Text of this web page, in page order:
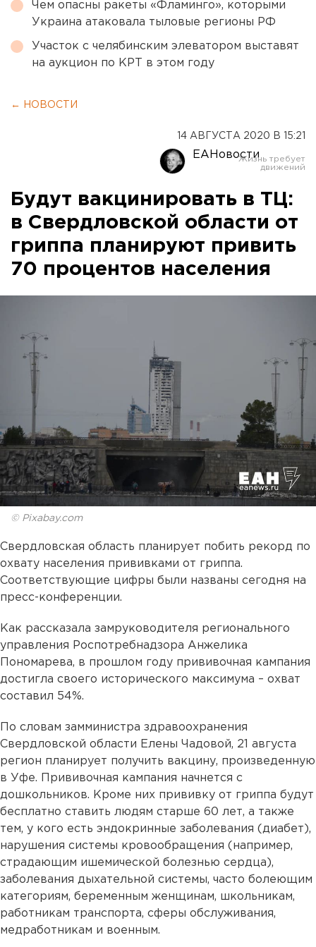
Чем опасны ракеты «Фламинго», которыми
Украина атаковала тыловые регионы РФ
Участок с челябинским элеватором выставят
на аукцион по КРТ в этом году
← НОВОСТИ
14 АВГУСТА 2020 В 15:21
ЕАНовости
Будут вакцинировать в ТЦ:
в Свердловской области от
гриппа планируют привить
70 процентов населения
© Pixabay.com
Свердловская область планирует побить рекорд по
охвату населения прививками от гриппа.
Соответствующие цифры были названы сегодня на
пресс-конференции.
Как рассказала замруководителя регионального
управления Роспотребнадзора Анжелика
Пономарева, в прошлом году прививочная кампания
достигла своего исторического максимума – охват
составил 54%.
По словам замминистра здравоохранения
Свердловской области Елены Чадовой, 21 августа
регион планирует получить вакцину, произведенную
в Уфе. Прививочная кампания начнется с
дошкольников. Кроме них прививку от гриппа будут
бесплатно ставить людям старше 60 лет, а также
тем, у кого есть эндокринные заболевания (диабет),
нарушения системы кровообращения (например,
страдающим ишемической болезнью сердца),
заболевания дыхательной системы, часто болеющим
категориям, беременным женщинам, школьникам,
работникам транспорта, сферы обслуживания,
медработникам и военным.